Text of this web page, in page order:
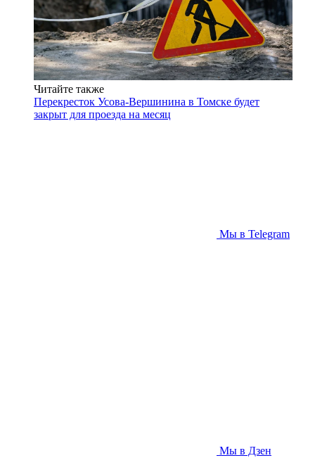
Читайте также
Перекресток Усова-Вершинина в Томске будет
закрыт для проезда на месяц
Мы в Telegram
Мы в Дзен